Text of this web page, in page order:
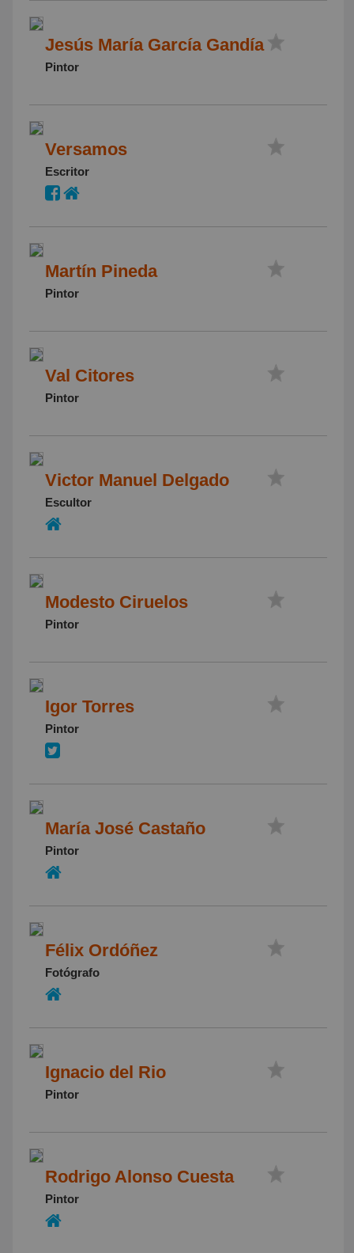
Jesús María García Gandía
Pintor
Versamos
Escritor
Martín Pineda
Pintor
Val Citores
Pintor
Victor Manuel Delgado
Escultor
Modesto Ciruelos
Pintor
Igor Torres
Pintor
María José Castaño
Pintor
Félix Ordóñez
Fotógrafo
Ignacio del Rio
Pintor
Rodrigo Alonso Cuesta
Pintor